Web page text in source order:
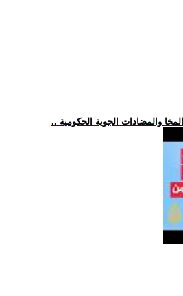
والمضادات الجوية الحكومية